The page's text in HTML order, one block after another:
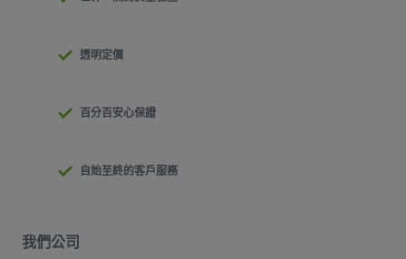
透明定價
百分百安心保證
自始至終的客戶服務
我們公司